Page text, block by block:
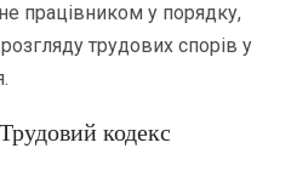
працівником у порядку,
трудових спорів у
кодекс